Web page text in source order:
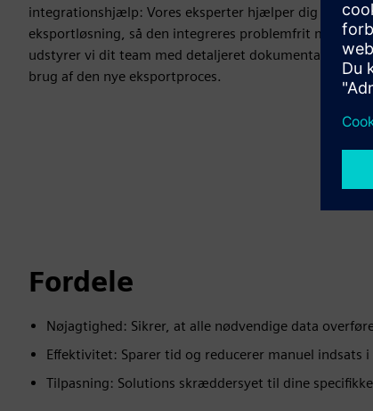
integrationshjælp: Vores eksperter hjælper dig med at
eksportløsning, så den integreres problemfrit med dit
udstyrer vi dit team med detaljeret dokumentation
brug af den nye eksportproces.
Fordele
Nøjagtighed: Sikrer, at alle nødvendige data
Effektivitet: Sparer tid og reducerer manuel indsats
Tilpasning: Solutions skræddersyet til dine